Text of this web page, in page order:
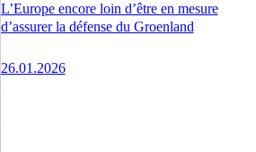
L’Europe encore loin d’être en mesure
d’assurer la défense du Groenland
26.01.2026